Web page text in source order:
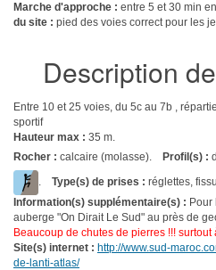
Marche d'approche : entre 5 et 30 min
du site : pied des voies correct pour les
Description
Entre 10 et 25 voies, du 5c au 7b ,
sportif
Hauteur max : 35 m.
Rocher : calcaire (molasse). Profil(s) :
. Type(s) de prises : réglettes,
Information(s) supplémentaire(s) : Pour
auberge "On Dirait Le Sud" au près de
Beaucoup de chutes de pierres !!!
Site(s) internet : http://www.sud-
de-lanti-atlas/